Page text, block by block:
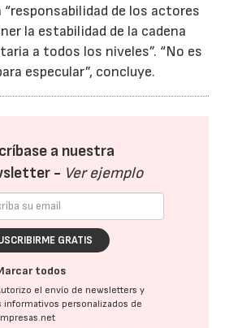
“responsabilidad de los actores
la estabilidad de la cadena
a todos los niveles”. “No es
especular”, concluye.
a nuestra
- Ver ejemplo
GRATIS
todos
el envío de newsletters y
informativos personalizados de